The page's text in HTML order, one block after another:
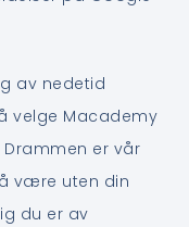
av nedetid
velge Macademy
er vår
være uten din
du er av